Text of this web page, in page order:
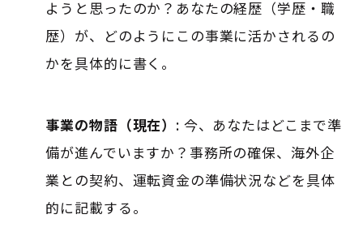
ようと思ったのか？あなたの経歴（学歴・職
歴）が、どのようにこの事業に活かされるの
かを具体的に書く 。
事業の物語（現在） : 今、あなたはどこまで準
備が進んでいますか？事務所の確保、海外企
業との契約、運転資金の準備状況などを具体
的に記載する。